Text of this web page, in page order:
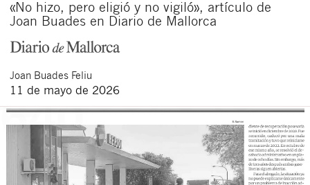
«No hizo, pero eligió y no vigiló», artículo de
Joan Buades en Diario de Mallorca
Joan Buades Feliu
11 de mayo de 2026